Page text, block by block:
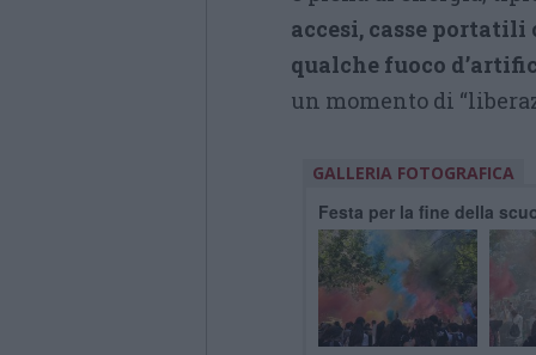
accesi, casse
qualche fuoco
un momento di
GALLERIA FOTOGRAFICA
Festa per la fine della